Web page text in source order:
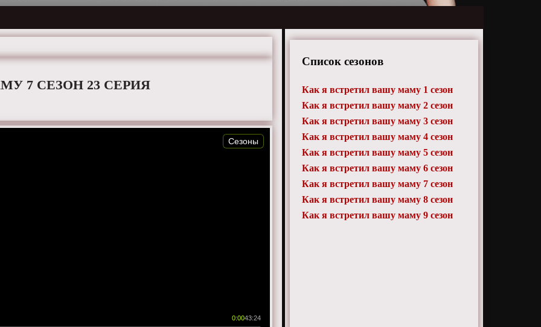
7 СЕЗОН 23 СЕРИЯ
0:0043:24
Сезоны
Список сезонов
Как я встретил вашу маму 1 сезон
Как я встретил вашу маму 2 сезон
Как я встретил вашу маму 3 сезон
Как я встретил вашу маму 4 сезон
Как я встретил вашу маму 5 сезон
Как я встретил вашу маму 6 сезон
Как я встретил вашу маму 7 сезон
Как я встретил вашу маму 8 сезон
Как я встретил вашу маму 9 сезон